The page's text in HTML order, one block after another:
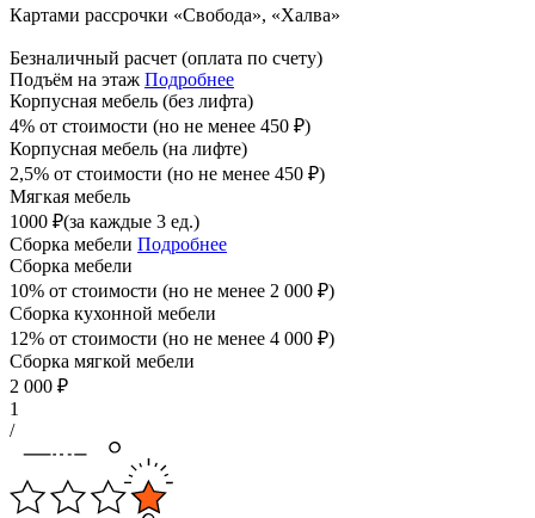
Картами рассрочки «Свобода», «Халва»
Безналичный расчет (оплата по счету)
Подъём на этаж Подробнее
Корпусная мебель (без лифта)
4% от стоимости (но не менее 450 ₽)
Корпусная мебель (на лифте)
2,5% от стоимости (но не менее 450 ₽)
Мягкая мебель
1000 ₽(за каждые 3 ед.)
Сборка мебели Подробнее
Сборка мебели
10% от стоимости (но не менее 2 000 ₽)
Сборка кухонной мебели
12% от стоимости (но не менее 4 000 ₽)
Сборка мягкой мебели
2 000 ₽
1
/